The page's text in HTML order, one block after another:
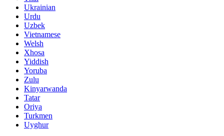
Ukrainian
Urdu
Uzbek
Vietnamese
Welsh
Xhosa
Yiddish
Yoruba
Zulu
Kinyarwanda
Tatar
Oriya
Turkmen
Uyghur